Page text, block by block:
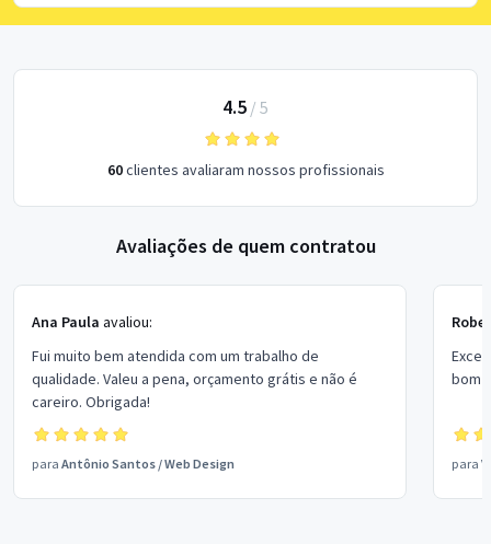
4.5 / 5
60clientes avaliaram nossos profissionais
Avaliações de quem contratou
Ana Paula avaliou:
Fui muito bem atendida com um trabalho de
qualidade. Valeu a pena, orçamento grátis e não é
careiro. Obrigada!
para Antônio Santos /Web Design
bom
para